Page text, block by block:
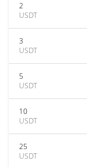
2
USDT
3
USDT
5
USDT
10
USDT
25
USDT